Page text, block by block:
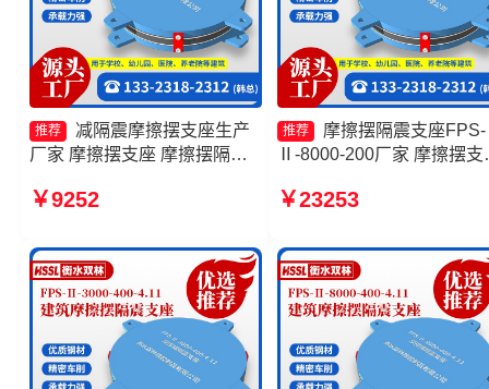
推荐
减隔震摩擦摆支座生产
厂家 摩擦摆支座 摩擦摆隔震
座生产厂家
￥9252
推荐
摩擦摆隔震支座FPS-
Ⅱ-8000-200厂家 摩擦摆支
擦摆式减隔震支座源头工
￥23253